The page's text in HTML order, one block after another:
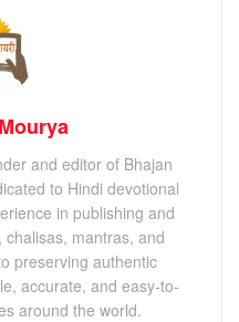
and editor of Bhajan
to Hindi devotional
in publishing and
mantras, and
preserving authentic
accurate, and easy-to-
around the world.